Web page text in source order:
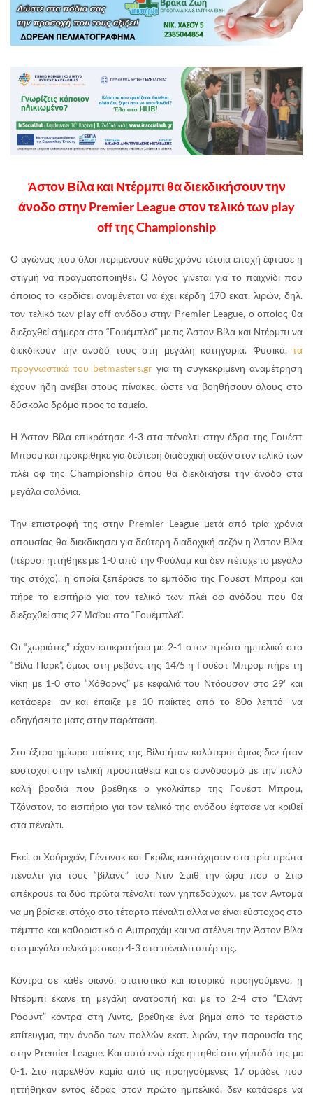
Άστον Βίλα και Ντέρμπι θα διεκδικήσουν την
άνοδο στην Premier League στον τελικό των play
off της Championship
Ο αγώνας που όλοι περιμένουν κάθε χρόνο τέτοια εποχή έφτασε η
στιγμή να πραγματοποιηθεί. Ο λόγος γίνεται για το παιχνίδι που
όποιος το κερδίσει αναμένεται να έχει κέρδη 170 εκατ. λιρών, δηλ.
τον τελικό των play off ανόδου στην Premier League, ο οποίος θα
διεξαχθεί σήμερα στο “Γουέμπλεϊ” με τις Άστον Βίλα και Ντέρμπι να
διεκδικούν την άνοδό τους στη μεγάλη κατηγορία. Φυσικά, τα
προγνωστικά του betmasters.grγια τη συγκεκριμένη αναμέτρηση
έχουν ήδη ανέβει στους πίνακες, ώστε να βοηθήσουν όλους στο
δύσκολο δρόμο προς το ταμείο.
Η Άστον Βίλα επικράτησε 4-3 στα πέναλτι στην έδρα της Γουέστ
Μπρομ και προκρίθηκε για δεύτερη διαδοχική σεζόν στον τελικό των
πλέι οφ της Championship όπου θα διεκδικήσει την άνοδο στα
μεγάλα σαλόνια.
Την επιστροφή της στην Premier League μετά από τρία χρόνια
απουσίας θα διεκδικησει για δεύτερη διαδοχική σεζόν η Άστον Βίλα
(πέρυσι ηττήθηκε με 1-0 από την Φούλαμ και δεν πέτυχε το μεγάλο
της στόχο), η οποία ξεπέρασε το εμπόδιο της Γουέστ Μπρομ και
πήρε το εισιτήριο για τον τελικό των πλέι οφ ανόδου που θα
διεξαχθεί στις 27 Μαΐου στο “Γουέμπλεϊ”.
Οι “χωριάτες” είχαν επικρατήσει με 2-1 στον πρώτο ημιτελικό στο
“Βίλα Παρκ”, όμως στη ρεβάνς της 14/5 η Γουέστ Μπρομ πήρε τη
νίκη με 1-0 στο “Χόθορνς” με κεφαλιά του Ντόουσον στο 29′ και
κατάφερε -αν και έπαιζε με 10 παίκτες από το 80ο λεπτό- να
οδηγήσει το ματς στην παράταση.
Στο έξτρα ημίωρο παίκτες της Βίλα ήταν καλύτεροι όμως δεν ήταν
εύστοχοι στην τελική προσπάθεια και σε συνδυασμό με την πολύ
καλή βραδιά που βρέθηκε ο γκολκίπερ της Γουέστ Μπρομ,
Τζόνστον, το εισιτήριο για τον τελικό της ανόδου έφτασε να κριθεί
στα πέναλτι.
Εκεί, οι Χούριχεϊν, Γέντινακ και Γκρίλις ευστόχησαν στα τρία πρώτα
πέναλτι για τους “βίλανς” του Ντιν Σμιθ την ώρα που ο Στιρ
απέκρουε τα δύο πρώτα πέναλτι των γηπεδούχων, με τον Αντομά
να μη βρίσκει στόχο στο τέταρτο πέναλτι αλλα να είναι εύστοχος στο
πέμπτο και καθοριστικό ο Αμπραχάμ και να στέλνει την Άστον Βίλα
στο μεγάλο τελικό με σκορ 4-3 στα πέναλτι υπέρ της.
Κόντρα σε κάθε οιωνό, στατιστικό και ιστορικό προηγούμενο, η
Ντέρμπι έκανε τη μεγάλη ανατροπή και με το 2-4 στο “Ελαντ
Ρόουντ” κόντρα στη Λιντς, βρέθηκε ένα βήμα από το τεράστιο
επίτευγμα, την άνοδο των πολλών εκατ. λιρών, την παρουσία της
στην Premier League. Και αυτό ενώ είχε ηττηθεί στο γήπεδό της με
0-1. Στο παρελθόν καμία από τις προηγούμενες 17 ομάδες που
ηττήθηκαν εντός έδρας στον πρώτο ημιτελικό, δεν κατάφερε να